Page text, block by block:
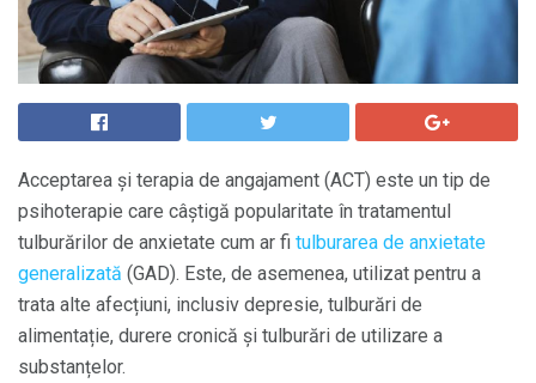
Acceptarea și terapia de angajament (ACT) este un tip de
psihoterapie care câștigă popularitate în tratamentul
tulburărilor de anxietate cum ar fi tulburarea de anxietate
generalizată (GAD). Este, de asemenea, utilizat pentru a
trata alte afecțiuni, inclusiv depresie, tulburări de
alimentație, durere cronică și tulburări de utilizare a
substanțelor.